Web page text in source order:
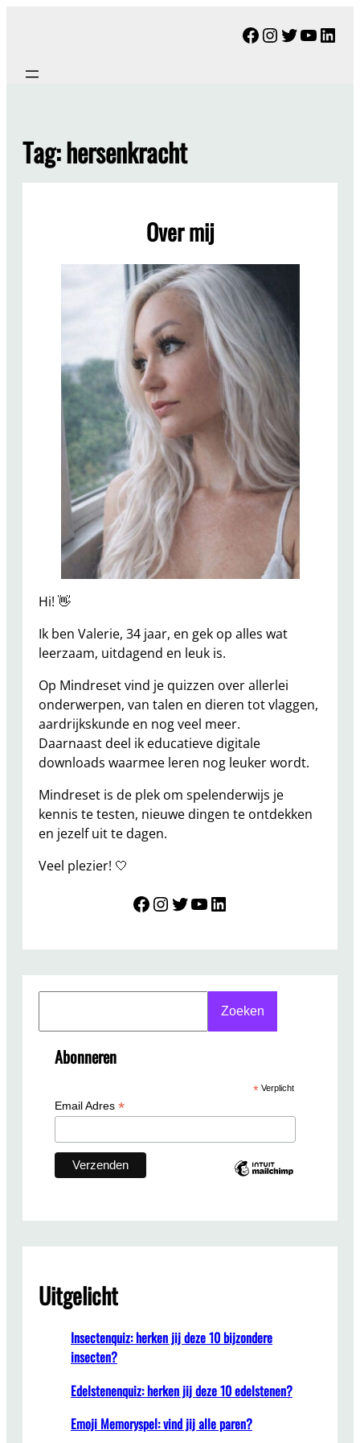
inhoud
Facebook
Instagram
Twitter
Tag:hersenkracht
Over mij
Hi! 👋
Ik ben Valerie, 34 jaar, en gek op alles wat
leerzaam, uitdagend en leuk is.
Op Mindreset vind je quizzen over allerlei
onderwerpen, van talen en dieren tot vlaggen,
aardrijkskunde en nog veel meer.
Daarnaast deel ik educatieve digitale
downloads waarmee leren nog leuker wordt.
Mindreset is de plek om spelenderwijs je
kennis te testen, nieuwe dingen te ontdekken
en jezelf uit te dagen.
Veel plezier! 🤍
Mindreset InstagramTwitter YouTube LinkedIn
Zoeken
Abonneren
*Verplicht
Email Adres *
Uitgelicht
Insectenquiz: herken jij deze 10 bijzondere
insecten?
Edelstenenquiz: herken jij deze 10 edelstenen?
Emoji Memoryspel: vind jij alle paren?